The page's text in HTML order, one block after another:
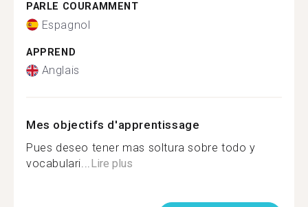
PARLE COURAMMENT
Espagnol
APPREND
Anglais
Mes objectifs d'apprentissage
Pues deseo tener mas soltura sobre todo y
vocabulari...Lire plus